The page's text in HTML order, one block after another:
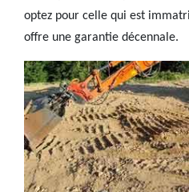
optez pour celle qui est
offre une garantie décennale.